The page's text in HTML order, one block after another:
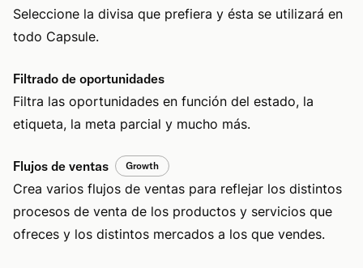
Seleccione la divisa que prefiera y ésta se utilizará en
todo Capsule.
Filtrado de oportunidades
Filtra las oportunidades en función del estado, la
etiqueta, la meta parcial y mucho más.
Flujos de ventas Growth
Crea varios flujos de ventas para reflejar los distintos
procesos de venta de los productos y servicios que
ofreces y los distintos mercados a los que vendes.